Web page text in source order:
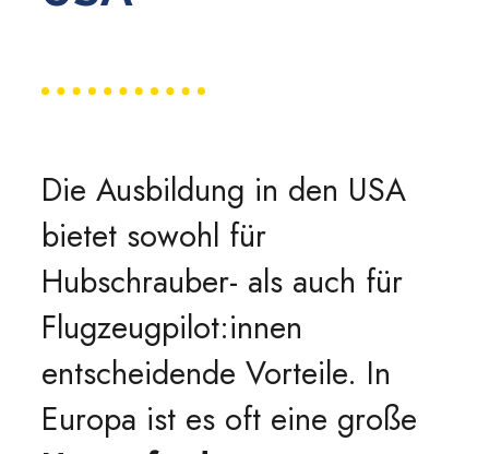
Die Ausbildung in den USA
bietet sowohl für
Hubschrauber- als auch für
Flugzeugpilot:innen
entscheidende Vorteile. In
Europa ist es oft eine große